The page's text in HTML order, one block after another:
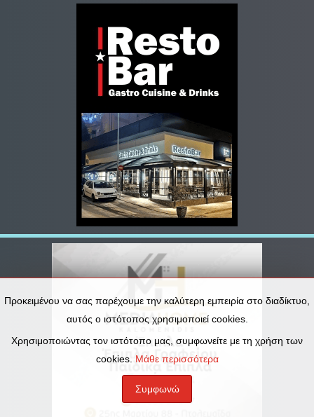
Προκειμένου να σας παρέχουμε την καλύτερη εμπειρία στο διαδίκτυο,
αυτός ο ιστότοπος χρησιμοποιεί cookies.
Χρησιμοποιώντας τον ιστότοπο μας, συμφωνείτε με τη χρήση των
cookies. Μάθε περισσότερα
Συμφωνώ